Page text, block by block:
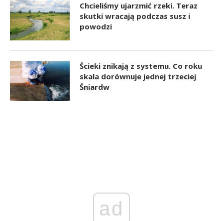
Chcieliśmy ujarzmić rzeki. Teraz
skutki wracają podczas susz i
powodzi
Ścieki znikają z systemu. Co roku
skala dorównuje jednej trzeciej
Śniardw
ad